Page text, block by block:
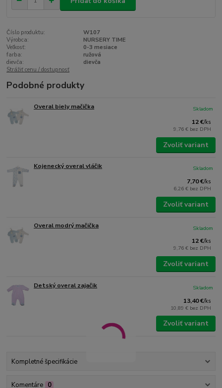
Číslo produktu:
W107
Výrobca:
NURSERY TIME
Veľkosť:
0-3 mesiace
farba:
ružová
dievča:
dievča
Strážiť cenu / dostupnosť
Podobné produkty
Overal biely mačička
12 €/ks
9,76 € bez DPH
Skladom
Zvoliť variant
Kojenecký overal vláčik
7,70 €/ks
6,26 € bez DPH
Skladom
Zvoliť variant
Overal modrý mačička
12 €/ks
9,76 € bez DPH
Skladom
Zvoliť variant
Detský overal zajačik
13,40 €/ks
10,89 € bez DPH
Skladom
Zvoliť variant
Kompletné špecifikácie
Komentáre 0